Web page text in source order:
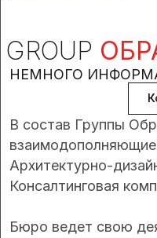
GROUP
НЕМНОГО
В состав Группы
Архитектурно-
Консалтинговая
Бюро ведет свою